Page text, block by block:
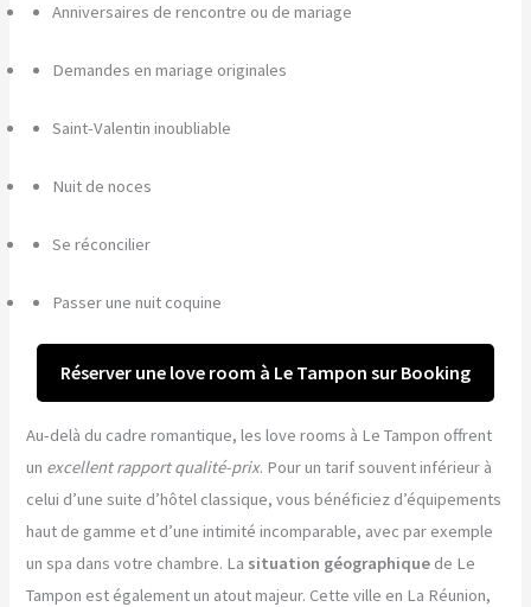
Anniversaires de rencontre ou de mariage
Demandes en mariage originales
Saint-Valentin inoubliable
Nuit de noces
Se réconcilier
Passer une nuit coquine
Réserver une love room à Le Tampon sur Booking
Au-delà du cadre romantique, les love rooms à Le Tampon offrent
un excellent rapport qualité-prix. Pour un tarif souvent inférieur à
celui d’une suite d’hôtel classique, vous bénéficiez d’équipements
haut de gamme et d’une intimité incomparable, avec par exemple
un spa dans votre chambre. La situation géographique de Le
Tampon est également un atout majeur. Cette ville en La Réunion,